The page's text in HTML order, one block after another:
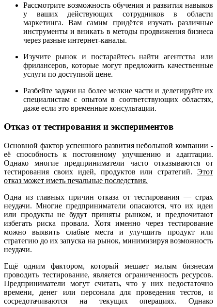
Рассмотрите возможность обучения и развития навыков
у ваших действующих сотрудников в области
маркетинга. Вам самим придётся изучать различные
инструменты и вникать в методы продвижения бизнеса
через разные интернет-каналы.
Изучите рынок и постарайтесь найти агентства или
фрилансеров, которые могут предложить качественные
услуги по доступной цене.
Разбейте задачи на более мелкие части и делегируйте их
специалистам с опытом в соответствующих областях,
даже если это временные консультации.
Отказ от тестирования и экспериментов
Основной фактор успешного развития небольшой компании -
её способность к постоянному улучшению и адаптации.
Однако многие предприниматели часто отказываются от
тестирования своих идей, продуктов или стратегий. Этот
отказ может иметь печальные последствия.
Одна из главных причин отказа от тестирования — страх
неудачи. Многие предприниматели опасаются, что их идеи
или продукты не будут приняты рынком, и предпочитают
избегать риска провала. Хотя именно через тестирование
можно выявить слабые места и улучшить продукт или
стратегию до их запуска на рынок, минимизируя возможность
неудачи.
Ещё одним фактором, который мешает малым бизнесам
проводить тестирование, является ограниченность ресурсов.
Предприниматели могут считать, что у них недостаточно
времени, денег или персонала для проведения тестов, и
сосредотачиваются на текущих операциях. Однако